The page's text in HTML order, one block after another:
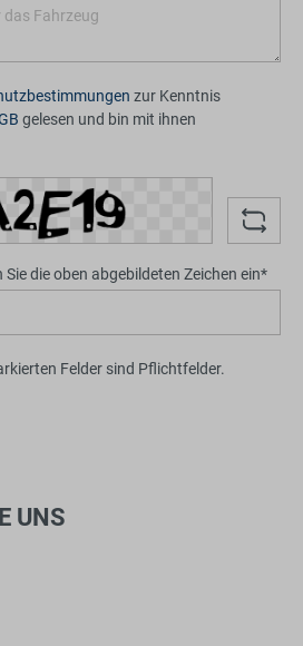
zur Kenntnis
gelesen und bin mit ihnen
die oben abgebildeten Zeichen ein*
Felder sind Pflichtfelder.
UNS